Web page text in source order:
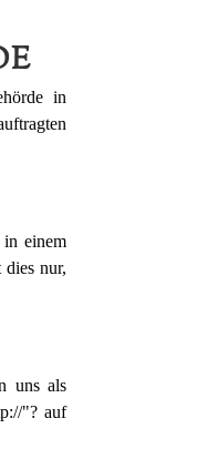
in
in einem
dies nur,
uns als
"? auf